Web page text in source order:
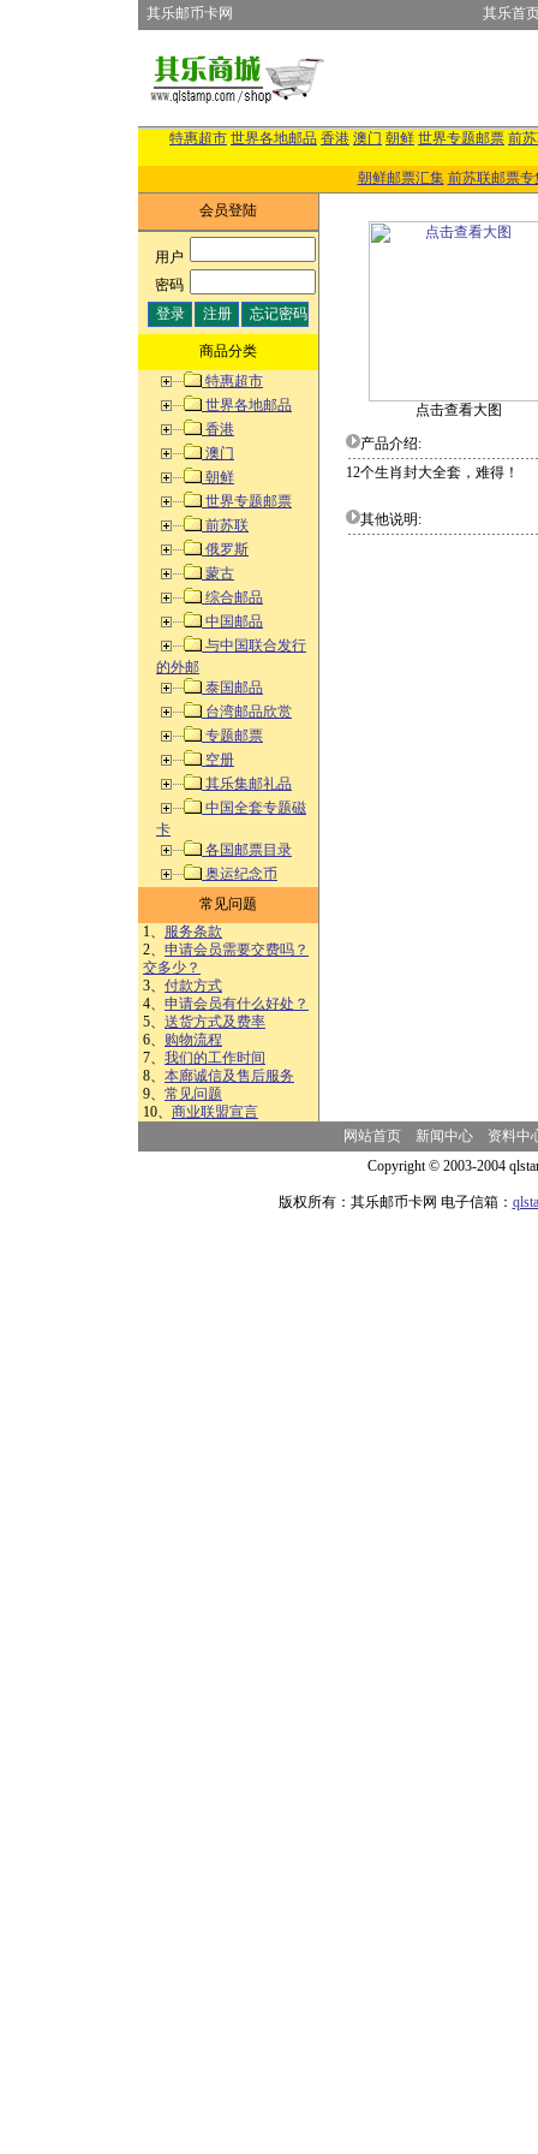
其乐邮币卡网 其乐首
特惠超市 世界各地邮品 香港 澳门 朝鲜 世界专题邮票 前
朝鲜邮票汇集 前苏联邮票专
会员登陆
用户:
密码:
商品分类
特惠超市
世界各地邮品
香港
澳门
朝鲜
世界专题邮票
前苏联
俄罗斯
蒙古
综合邮品
中国邮品
与中国联合发行
的外邮
泰国邮品
台湾邮品欣赏
专题邮票
空册
其乐集邮礼品
中国全套专题磁
卡
各国邮票目录
奥运纪念币
常见问题
1、 服务条款
2、 申请会员需要交费吗？
交多少？
3、 付款方式
4、 申请会员有什么好处？
5、 送货方式及费率
6、 购物流程
7、 我们的工作时间
8、 本廊诚信及售后服务
9、 常见问题
10、 商业联盟宣言
点击查看大图
产品介绍:
12个生肖封大全套，难得！
其他说明:
网站首页 新闻中心
资料中
Copyright © 2003-2004
版权所有：其乐邮币卡网 电子信箱：